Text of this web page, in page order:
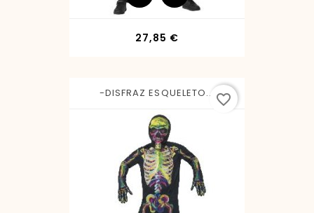
27,85 €Precio
-DISFRAZ ESQUELETO... favorite_border